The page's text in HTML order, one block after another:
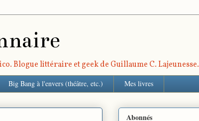
Blogue littéraire et geek de Guillaume C. Lajeunesse.
Big Bang à l'envers (théâtre, etc.) Mes livres
Abonnés